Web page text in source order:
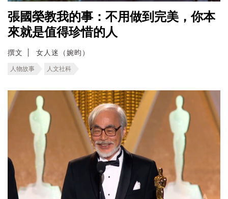
張國榮教我的事：不用做到完美，你本
來就是值得珍惜的人
撰文 女人迷（婉昀）
人物故事 人文社科